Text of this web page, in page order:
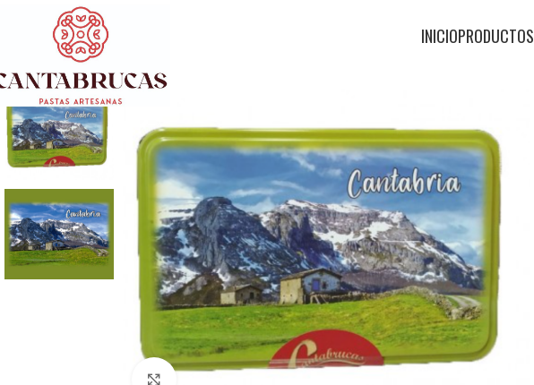
INICIOPRODUCTOS